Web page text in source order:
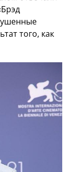
того, как